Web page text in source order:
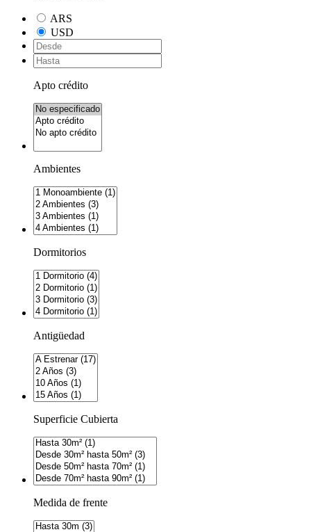
ARS
USD
Apto crédito
Ambientes
Dormitorios
Antigüedad
Superficie Cubierta
Medida de frente